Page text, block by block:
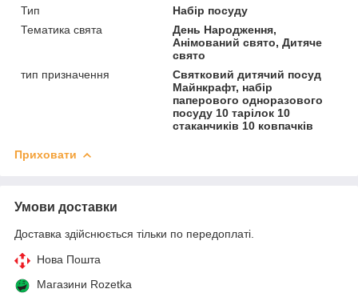
Тип
Набір посуду
Тематика свята
День Народження,
Анімований свято, Дитяче
свято
тип призначення
Святковий дитячий посуд
Майнкрафт, набір
паперового одноразового
посуду 10 тарілок 10
стаканчиків 10 ковпачків
Приховати
Умови доставки
Доставка здійснюється тільки по передоплаті.
Нова Пошта
Магазини Rozetka